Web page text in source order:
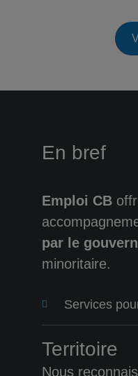
En bref
Emploi CB
par le
minoritaire.
Services
Territoire
Nous